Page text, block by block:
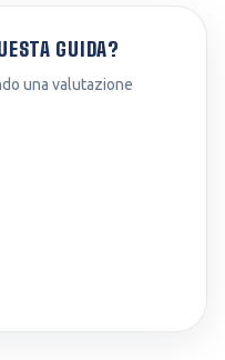
GUIDA?
una valutazione